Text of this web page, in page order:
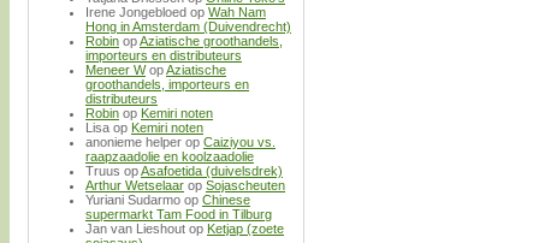
Irene Jongebloed op Wah Nam
Hong in Amsterdam (Duivendrecht)
Robin opAziatische groothandels,
importeurs en distributeurs
Meneer WopAziatische
groothandels, importeurs en
distributeurs
Robin op Kemiri noten
Lisa op Kemiri noten
anonieme helper op Caiziyou vs.
raapzaadolie en koolzaadolie
Truus opAsafoetida (duivelsdrek)
Arthur Wetselaar op Sojascheuten
Yuriani Sudarmo op Chinese
supermarkt Tam Food in Tilburg
Jan van Lieshout op Ketjap (zoete